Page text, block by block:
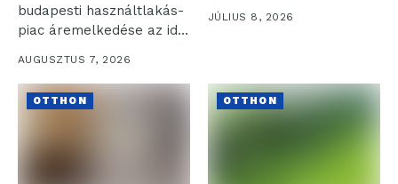
budapesti használtlakás-
piac áremelkedése az idei
AUGUSZTUS 7, 2026
JÚLIUS 8, 2026
OTTHON OTTHON